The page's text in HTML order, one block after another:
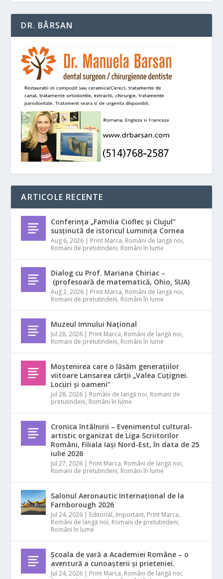
DR. BÂRSAN
ARTICOLE RECENTE
Conferința „Familia Cioflec și Clujul”
susținută de istoricul Luminița Cornea
Aug 6, 2026 | Print Marca, Români de langă noi,
Romani de pretutindeni, Români în lume
Dialog cu Prof. Mariana Chiriac –
(profesoară de matematică, Ohio, SUA)
Aug 2, 2026 | Print Marca, Români de langă noi,
Romani de pretutindeni, Români în lume
Muzeul Imnului Național
Jul 28, 2026 | Print Marca, Români de langă noi,
Romani de pretutindeni, Români în lume
Moștenirea care o lăsăm generațiilor
viitoare Lansarea cărții „Valea Cuțignei.
Locuri și oameni”
Jul 28, 2026 | Români de langă noi, Romani de
pretutindeni, Români în lume
Cronica întâlnirii – Evenimentul cultural-
artistic organizat de Liga Scriitorilor
Români, Filiala Iași Nord-Est, în data de 25
iulie 2026
Jul 27, 2026 | Print Marca, Români de langă noi,
Romani de pretutindeni, Români în lume
Salonul Aeronautic Internațional de la
Farnborough 2026
Jul 24, 2026 | Editorial, Important, Print Marca,
Români de langă noi, Romani de pretutindeni,
Români în lume
Școala de vară a Academiei Române – o
aventură a cunoașterii și prieteniei.
Jul 24, 2026 | Print Marca, Români de langă noi,